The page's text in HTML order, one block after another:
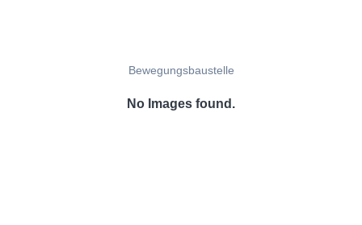
Bewegungsbaustelle
No Images found.